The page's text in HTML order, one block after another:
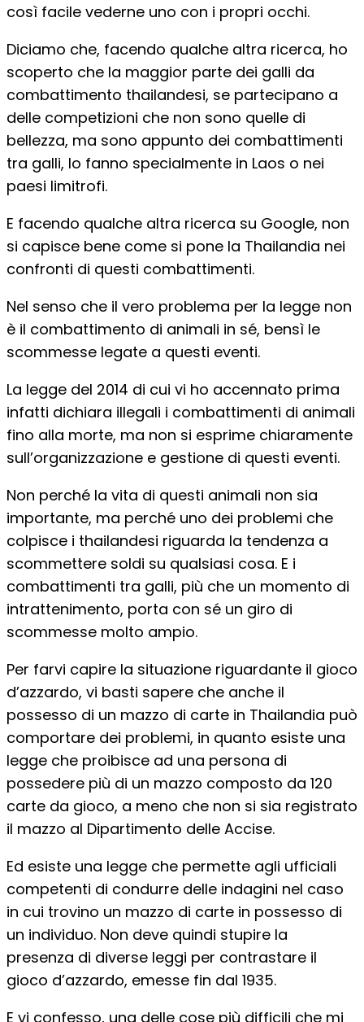
così facile vederne uno con i propri occhi.
Diciamo che, facendo qualche altra ricerca, ho
scoperto che la maggior parte dei galli da
combattimento thailandesi, se partecipano a
delle competizioni che non sono quelle di
bellezza, ma sono appunto dei combattimenti
tra galli, lo fanno specialmente in Laos o nei
paesi limitrofi.
E facendo qualche altra ricerca su Google, non
si capisce bene come si pone la Thailandia nei
confronti di questi combattimenti.
Nel senso che il vero problema per la legge non
è il combattimento di animali in sé, bensì le
scommesse legate a questi eventi.
La legge del 2014 di cui vi ho accennato prima
infatti dichiara illegali i combattimenti di animali
fino alla morte, ma non si esprime chiaramente
sull’organizzazione e gestione di questi eventi.
Non perché la vita di questi animali non sia
importante, ma perché uno dei problemi che
colpisce i thailandesi riguarda la tendenza a
scommettere soldi su qualsiasi cosa. E i
combattimenti tra galli, più che un momento di
intrattenimento, porta con sé un giro di
scommesse molto ampio.
Per farvi capire la situazione riguardante il gioco
d’azzardo, vi basti sapere che anche il
possesso di un mazzo di carte in Thailandia può
comportare dei problemi, in quanto esiste una
legge che proibisce ad una persona di
possedere più di un mazzo composto da 120
carte da gioco, a meno che non si sia registrato
il mazzo al Dipartimento delle Accise.
Ed esiste una legge che permette agli ufficiali
competenti di condurre delle indagini nel caso
in cui trovino un mazzo di carte in possesso di
un individuo. Non deve quindi stupire la
presenza di diverse leggi per contrastare il
gioco d’azzardo, emesse fin dal 1935.
E vi confesso, una delle cose più difficili che mi